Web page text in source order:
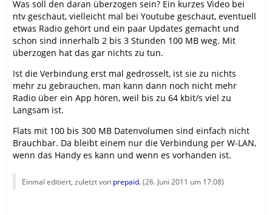
Was soll den daran überzogen sein? Ein kurzes Video bei
ntv geschaut, vielleicht mal bei Youtube geschaut, eventuell
etwas Radio gehört und ein paar Updates gemacht und
schon sind innerhalb 2 bis 3 Stunden 100 MB weg. Mit
überzogen hat das gar nichts zu tun.
Ist die Verbindung erst mal gedrosselt, ist sie zu nichts
mehr zu gebrauchen, man kann dann noch nicht mehr
Radio über ein App hören, weil bis zu 64 kbit/s viel zu
Langsam ist.
Flats mit 100 bis 300 MB Datenvolumen sind einfach nicht
Brauchbar. Da bleibt einem nur die Verbindung per W-LAN,
wenn das Handy es kann und wenn es vorhanden ist.
Einmal editiert, zuletzt von prepaid.(26. Juni 2011 um 17:08)